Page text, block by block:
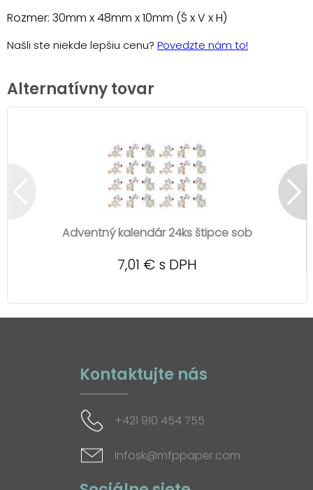
Rozmer: 30mm x 48mm x 10mm (Š x V x H)
Našli ste niekde lepšiu cenu? Povedzte nám to!
Alternatívny tovar
Adventný kalendár 24ks štipce sob
7,01 € s DPH
Kontaktujte nás
+421 910 454 755
infosk@mfppaper.com